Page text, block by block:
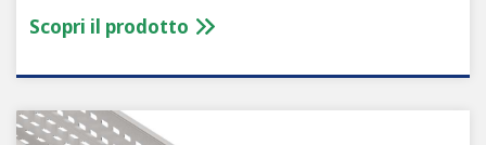
Scopri il prodotto